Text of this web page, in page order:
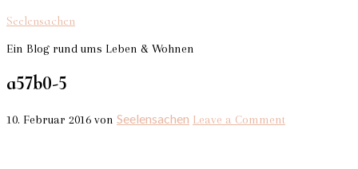
Seelensachen
Ein Blog rund ums Leben & Wohnen
a57b0-5
10. Februar 2016 von Seelensachen Leave a Comment